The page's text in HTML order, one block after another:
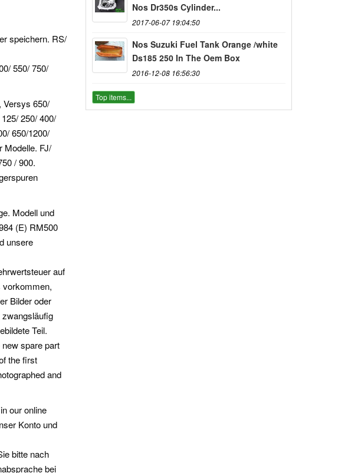
speichern. RS/
550/ 750/
Versys 650/
250/ 400/
650/1200/
Modelle. FJ/
/ 900.
Modell und
(E) RM500
unsere
auf
vorkommen,
Bilder oder
Teil.
spare part
the first
and
our online
Konto und
bitte nach
bei
Nos Dr350s Cylinder...
2017-06-07 19:04:50
Nos Suzuki Fuel Tank Orange /white
Ds185 250 In The Oem Box
2016-12-08 16:56:30
Top items...